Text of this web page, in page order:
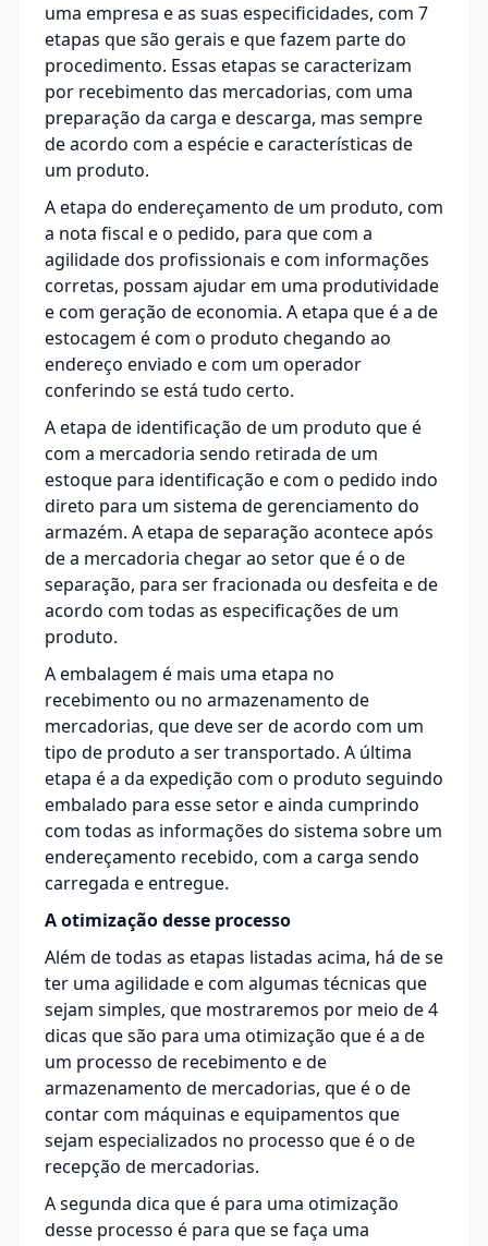
uma empresa e as suas especificidades, com 7
etapas que são gerais e que fazem parte do
procedimento. Essas etapas se caracterizam
por recebimento das mercadorias, com uma
preparação da carga e descarga, mas sempre
de acordo com a espécie e características de
um produto.
A etapa do endereçamento de um produto, com
a nota fiscal e o pedido, para que com a
agilidade dos profissionais e com informações
corretas, possam ajudar em uma produtividade
e com geração de economia. A etapa que é a de
estocagem é com o produto chegando ao
endereço enviado e com um operador
conferindo se está tudo certo.
A etapa de identificação de um produto que é
com a mercadoria sendo retirada de um
estoque para identificação e com o pedido indo
direto para um sistema de gerenciamento do
armazém. A etapa de separação acontece após
de a mercadoria chegar ao setor que é o de
separação, para ser fracionada ou desfeita e de
acordo com todas as especificações de um
produto.
A embalagem é mais uma etapa no
recebimento ou no armazenamento de
mercadorias, que deve ser de acordo com um
tipo de produto a ser transportado. A última
etapa é a da expedição com o produto seguindo
embalado para esse setor e ainda cumprindo
com todas as informações do sistema sobre um
endereçamento recebido, com a carga sendo
carregada e entregue.
A otimização desse processo
Além de todas as etapas listadas acima, há de se
ter uma agilidade e com algumas técnicas que
sejam simples, que mostraremos por meio de 4
dicas que são para uma otimização que é a de
um processo de recebimento e de
armazenamento de mercadorias, que é o de
contar com máquinas e equipamentos que
sejam especializados no processo que é o de
recepção de mercadorias.
A segunda dica que é para uma otimização
desse processo é para que se faça uma